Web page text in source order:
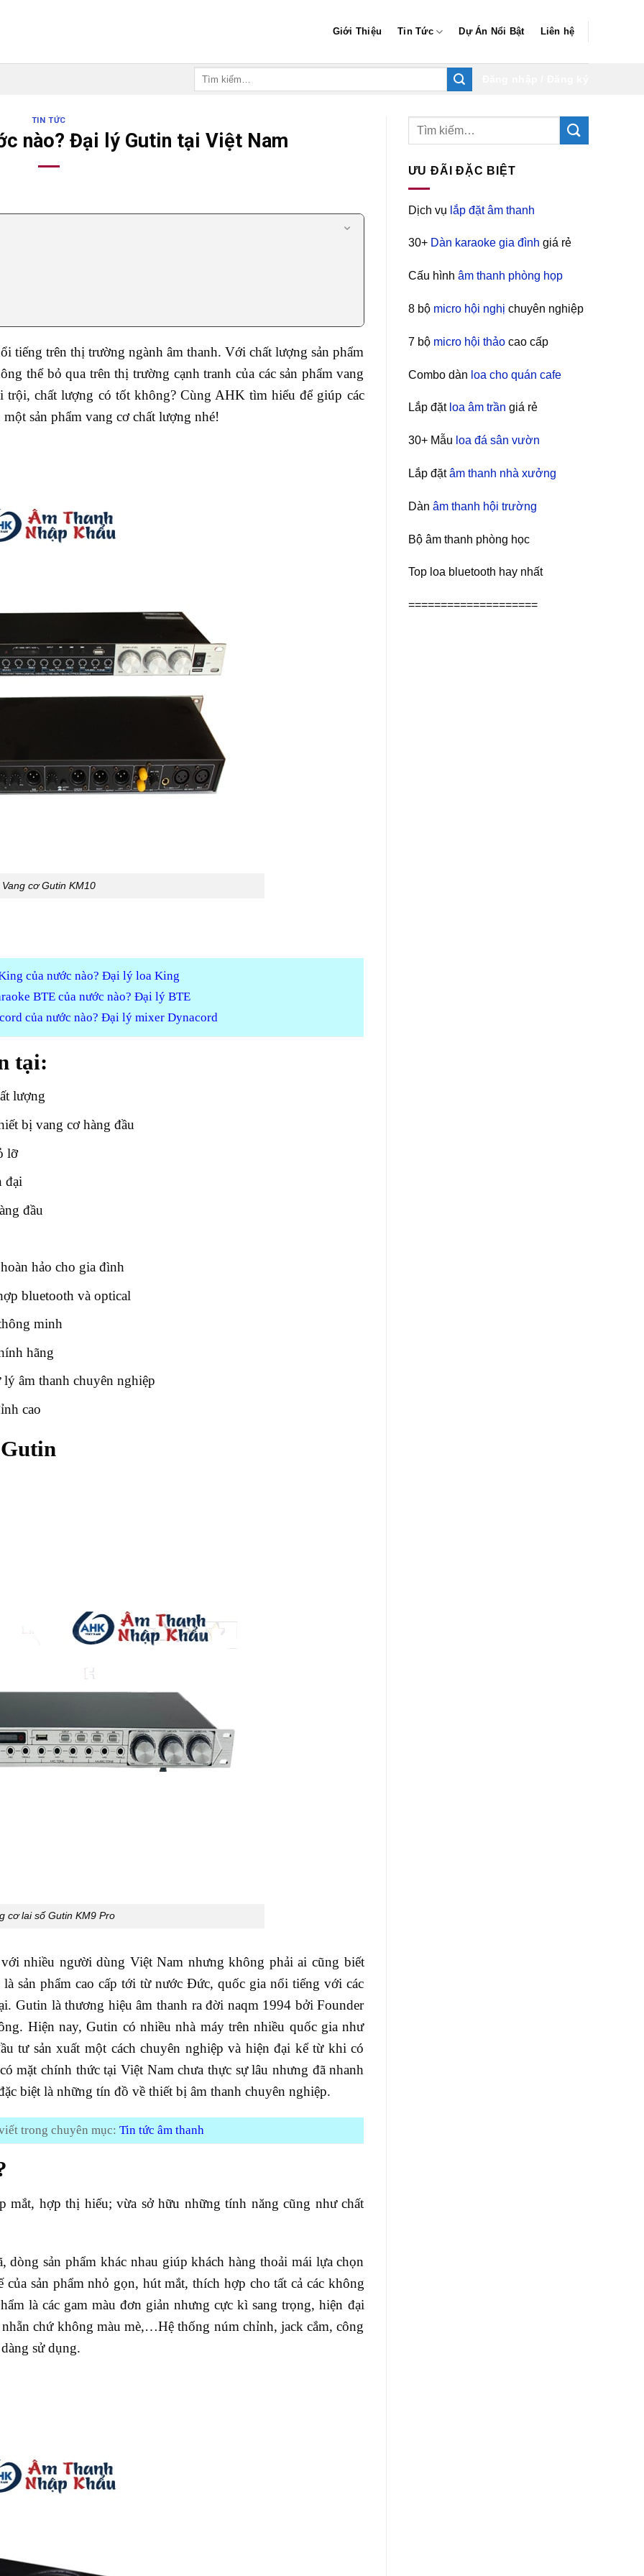
Giới Thiệu Tin Tức Dự Án Nổi Bật Liên hệ
TIN TỨC
nào? Đại lý Gutin tại Việt Nam
tiếng trên thị trường ngành âm thanh. Với chất lượng sản phẩm
thể bỏ qua trên thị trường cạnh tranh của các sản phẩm vang
chất lượng có tốt không? Cùng AHK tìm hiểu để giúp các
sản phẩm vang cơ chất lượng nhé!
Vang cơ Gutin KM10
của nước nào? Đại lý loa King
BTE của nước nào? Đại lý BTE
của nước nào? Đại lý mixer Dynacord
tại:
lượng
bị vang cơ hàng đầu
lỡ
đại
đầu
hảo cho gia đình
bluetooth và optical
minh
hãng
âm thanh chuyên nghiệp
cao
cơ lai số Gutin KM9 Pro
nhiều người dùng Việt Nam nhưng không phải ai cũng biết
sản phẩm cao cấp tới từ nước Đức, quốc gia nổi tiếng với các
Gutin là thương hiệu âm thanh ra đời naqm 1994 bởi Founder
Hiện nay, Gutin có nhiều nhà máy trên nhiều quốc gia như
tư sản xuất một cách chuyên nghiệp và hiện đại kể từ khi có
mặt chính thức tại Việt Nam chưa thực sự lâu nhưng đã nhanh
biệt là những tín đồ về thiết bị âm thanh chuyên nghiệp.
trong chuyên mục: Tin tức âm thanh
mắt, hợp thị hiếu; vừa sở hữu những tính năng cũng như chất
sản phẩm khác nhau giúp khách hàng thoải mái lựa chọn
sản phẩm nhỏ gọn, hút mắt, thích hợp cho tất cả các không
là các gam màu đơn giản nhưng cực kì sang trọng, hiện đại
chứ không màu mè,…Hệ thống núm chỉnh, jack cắm, công
sử dụng.
ƯU ĐÃI ĐẶC BIỆT
Dịch vụ lắp đặt âm thanh
30+ Dàn karaoke gia đình giá rẻ
Cấu hình âm thanh phòng họp
8 bộ micro hội nghị chuyên nghiệp
7 bộ micro hội thảocao cấp
Combo dàn loa cho quán cafe
Lắp đặt loa âm trần giá rẻ
30+ Mẫu loa đá sân vườn
Lắp đặtâm thanh nhà xưởng
Dàn âm thanh hội trường
Bộ âm thanh phòng học
Top loa bluetooth hay nhất
====================